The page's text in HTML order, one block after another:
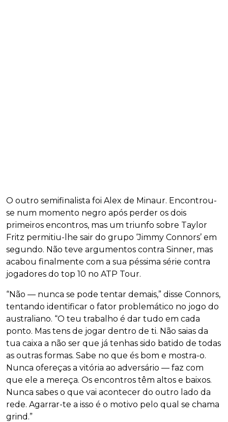
O outro semifinalista foi Alex de Minaur. Encontrou-
se num momento negro após perder os dois
primeiros encontros, mas um triunfo sobre Taylor
Fritz permitiu-lhe sair do grupo ‘Jimmy Connors’ em
segundo. Não teve argumentos contra Sinner, mas
acabou finalmente com a sua péssima série contra
jogadores do top 10 no ATP Tour.
“Não — nunca se pode tentar demais,” disse Connors,
tentando identificar o fator problemático no jogo do
australiano. “O teu trabalho é dar tudo em cada
ponto. Mas tens de jogar dentro de ti. Não saias da
tua caixa a não ser que já tenhas sido batido de todas
as outras formas. Sabe no que és bom e mostra-o.
Nunca ofereças a vitória ao adversário — faz com
que ele a mereça. Os encontros têm altos e baixos.
Nunca sabes o que vai acontecer do outro lado da
rede. Agarrar-te a isso é o motivo pelo qual se chama
grind.”